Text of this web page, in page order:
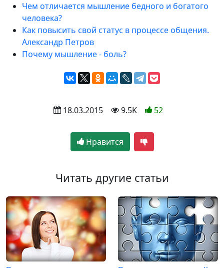
Чем отличается мышление бедного и богатого
человека?
Как повысить свой статус в процессе общения.
Александр Петров
Почему мышление - боль?
18.03.2015 9.5K 52
Нравится
Читать другие статьи